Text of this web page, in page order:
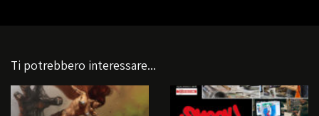
Ti potrebbero interessare...